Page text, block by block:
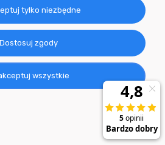
tylko niezbędne
Dostosuj zgody
wszystkie